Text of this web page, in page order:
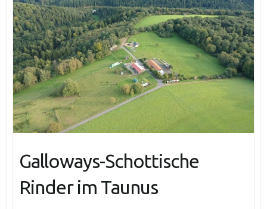
Galloways-Schottische
Rinder im Taunus